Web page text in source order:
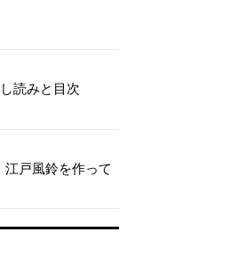
読みと目次
江戸風鈴を作って